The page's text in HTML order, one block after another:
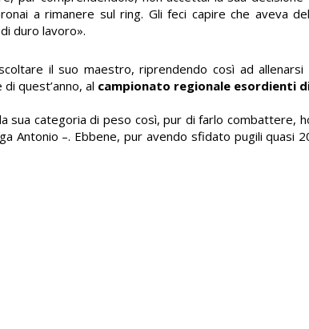
a rimanere sul ring. Gli feci capire che aveva
duro lavoro».
il suo maestro, riprendendo così ad
quest’anno, al campionato regionale esordienti
sua categoria di peso così, pur di farlo combattere,
Antonio –. Ebbene, pur avendo sfidato pugili quasi